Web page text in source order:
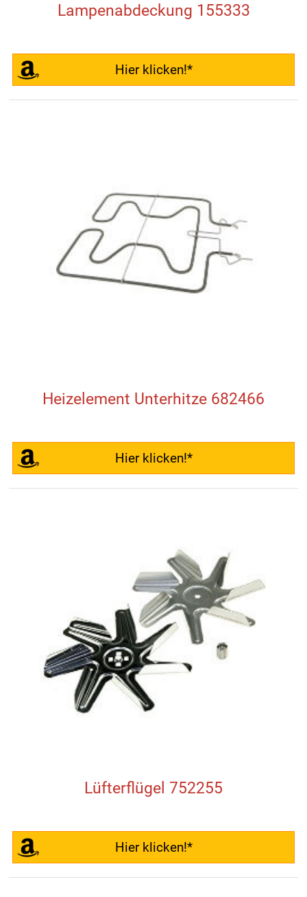
Lampenabdeckung 155333
Hier klicken!*
Heizelement Unterhitze 682466
Hier klicken!*
Lüfterflügel 752255
Hier klicken!*